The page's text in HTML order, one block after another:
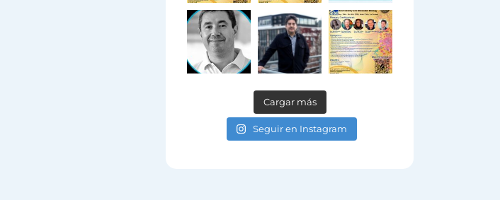
Cargar más
Seguir en Instagram